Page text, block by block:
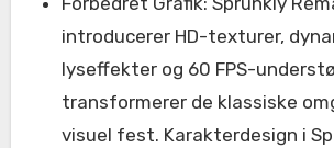
introducerer HD-texturer,
lyseffekter og 60 FPS-
transformerer de klassiske
visuel fest. Karakterdesign i